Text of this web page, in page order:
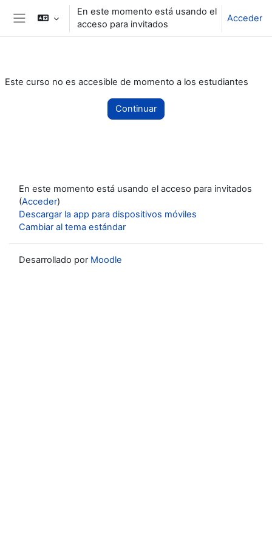
Salta al contenido principal
Panel lateral
En este momento está usando el
acceso para invitados
Acceder
Este curso no es accesible de momento a los estudiantes
Continuar
En este momento está usando el acceso para invitados
(Acceder)
Descargar la app para dispositivos móviles
Cambiar al tema estándar
Desarrollado por Moodle